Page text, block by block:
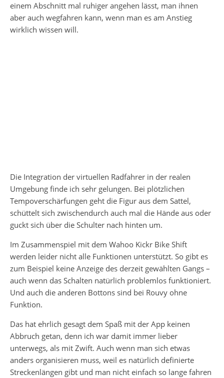
einem Abschnitt mal ruhiger angehen lässt, man ihnen
aber auch wegfahren kann, wenn man es am Anstieg
wirklich wissen will.
Die Integration der virtuellen Radfahrer in der realen
Umgebung finde ich sehr gelungen. Bei plötzlichen
Tempoverschärfungen geht die Figur aus dem Sattel,
schüttelt sich zwischendurch auch mal die Hände aus oder
guckt sich über die Schulter nach hinten um.
Im Zusammenspiel mit dem Wahoo Kickr Bike Shift
werden leider nicht alle Funktionen unterstützt. So gibt es
zum Beispiel keine Anzeige des derzeit gewählten Gangs –
auch wenn das Schalten natürlich problemlos funktioniert.
Und auch die anderen Bottons sind bei Rouvy ohne
Funktion.
Das hat ehrlich gesagt dem Spaß mit der App keinen
Abbruch getan, denn ich war damit immer lieber
unterwegs, als mit Zwift. Auch wenn man sich etwas
anders organisieren muss, weil es natürlich definierte
Streckenlängen gibt und man nicht einfach so lange fahren